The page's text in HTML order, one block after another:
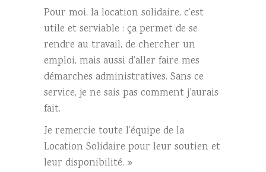
Pour moi, la location solidaire, c’est
utile et serviable : ça permet de se
rendre au travail, de chercher un
emploi, mais aussi d’aller faire mes
démarches administratives. Sans ce
service, je ne sais pas comment j’aurais
fait.
Je remercie toute l’équipe de la
Location Solidaire pour leur soutien et
leur disponibilité. »